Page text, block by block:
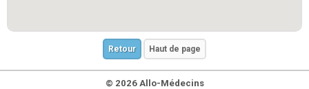
Retour Haut de page
© 2026 Allo-Médecins